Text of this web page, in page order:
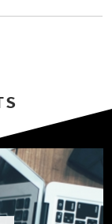
トレーナー
プチプラ高見
ン#大人ガー
#フレンチガ
ョン #ガーリ
ション #トレン
ム